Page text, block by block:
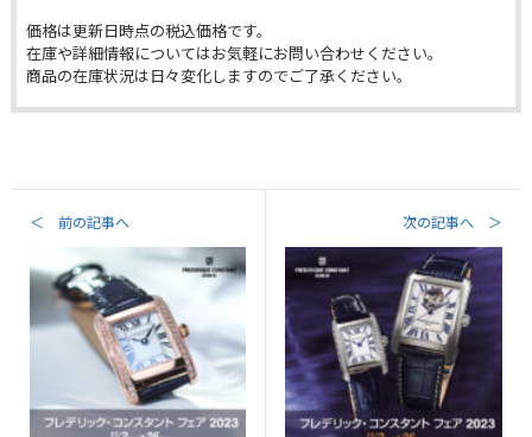
価格は更新日時点の税込価格です。
在庫や詳細情報についてはお気軽にお問い合わせください。
商品の在庫状況は日々変化しますのでご了承ください。
＜ 前の記事へ 次の記事へ ＞